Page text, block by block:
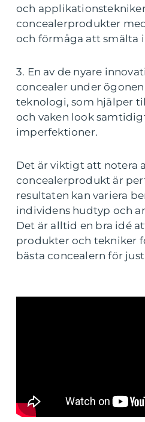
och
concealerprodukter
och förmåga att smälta
3. En av de nyare
concealer under
teknologi, som hjälper
och vaken look
imperfektioner.
Det är viktigt att notera
concealerprodukt är
resultaten kan variera
individens hudtyp och
Det är alltid en bra idé
produkter och tekniker
bästa concealern för